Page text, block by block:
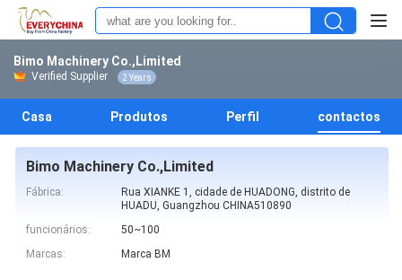
Bimo Machinery Co.,Limited
Verified Supplier 2 Years
Casa Produtos Perfil contactos
Bimo Machinery Co.,Limited
Fábrica:
Rua XIANKE 1, cidade de HUADONG, distrito de
HUADU, Guangzhou CHINA510890
funcionários:
50~100
Marcas:
Marca BM